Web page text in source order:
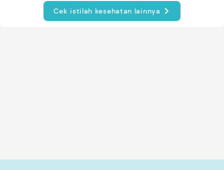
Cek istilah kesehatan lainnya